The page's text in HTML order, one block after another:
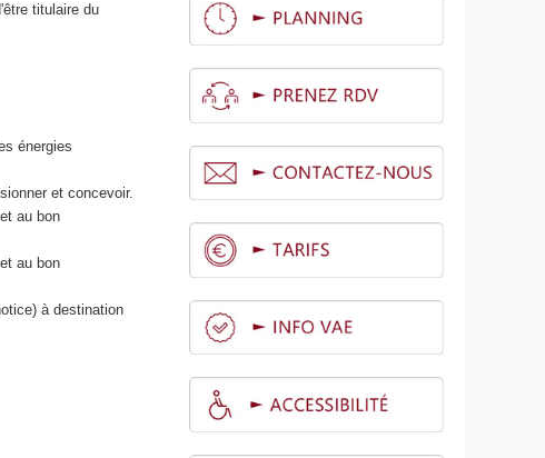
titulaire du
énergies
et concevoir.
au bon
au bon
à destination